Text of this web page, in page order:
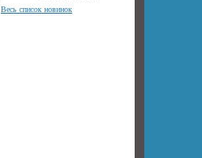
Весь список новинок